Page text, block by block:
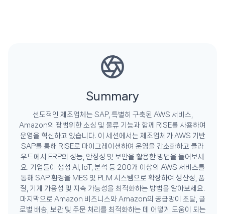
Summary
선도적인 제조업체는 SAP, 특별히 구축된 AWS 서비스,
Amazon의 광범위한 소싱 및 물류 기능과 함께 RISE를 사용하여
운영을 혁신하고 있습니다. 이 세션에서는 제조업체가 AWS 기반
SAP를 통해 RISE로 마이그레이션하여 운영을 간소화하고 클라
우드에서 ERP의 성능, 안정성 및 보안을 활용한 방법을 들어보세
요. 기업들이 생성 AI, IoT, 분석 등 200개 이상의 AWS 서비스를
통해 SAP 환경을 MES 및 PLM 시스템으로 확장하여 생산성, 품
질, 기계 가용성 및 지속 가능성을 최적화하는 방법을 알아보세요.
마지막으로 Amazon 비즈니스와 Amazon의 공급망이 조달, 글
로벌 배송, 보관 및 주문 처리를 최적화하는 데 어떻게 도움이 되는